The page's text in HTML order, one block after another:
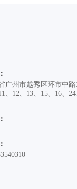
广州市越秀区环市中路
、12、13、15、16、